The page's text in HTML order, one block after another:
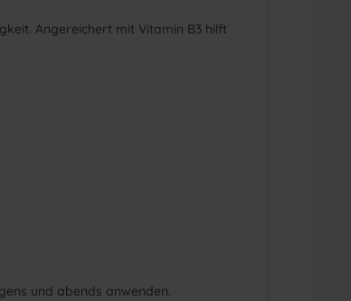
Angereichert mit Vitamin B3 hilft
und abends anwenden.